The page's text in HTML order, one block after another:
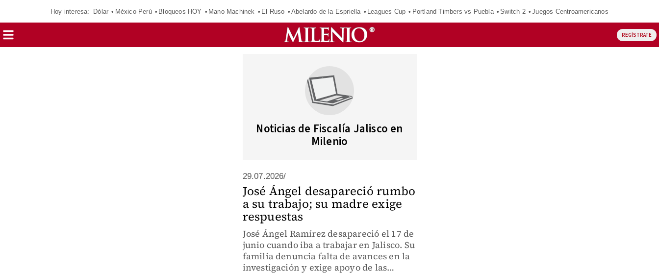
Hoy interesa: Dólar México-Perú Bloqueos HOY Mano Machinek El Ruso Abelardo de la Espriella Leagues Cup Portland Timbers vs Puebla Switch 2 Juegos Centroamericanos
REGÍSTRATE
Noticias de Fiscalía Jalisco en
Milenio
29.07.2026/
José Ángel desapareció rumbo
a su trabajo; su madre exige
respuestas
José Ángel Ramírez desapareció el 17 de
junio cuando iba a trabajar en Jalisco. Su
familia denuncia falta de avances en la
investigación y exige apoyo de las